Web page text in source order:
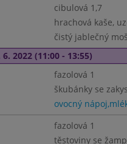
cibulová 1,7
hrachová kaše,
čistý jablečný
2022 (11:00 - 13:55)
fazolová 1
škubánky se
ovocný
fazolová 1
těstoviny se